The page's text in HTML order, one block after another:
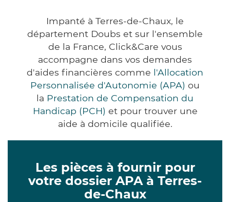
Impanté à Terres-de-Chaux, le
département Doubs et sur l'ensemble
de la France, Click&Care vous
accompagne dans vos demandes
d'aides financières comme l'Allocation
Personnalisée d'Autonomie (APA) ou
la Prestation de Compensation du
Handicap (PCH) et pour trouver une
aide à domicile qualifiée.
Les pièces à fournir pour
votre dossier APA à Terres-
de-Chaux